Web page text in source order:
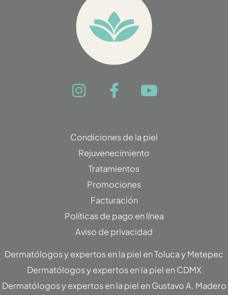
I
n
a
g
m
F
a
b
o
o
k
-
f
Y
o
u
b
Condiciones de la piel
Rejuvenecimiento
Tratamientos
Promociones
Facturación
Políticas de pago en línea
Aviso de privacidad
Dermatólogos y expertos en la piel en Toluca y Metepec
Dermatólogos y expertos en la piel en CDMX
Dermatólogos y expertos en la piel en Gustavo A. Madero